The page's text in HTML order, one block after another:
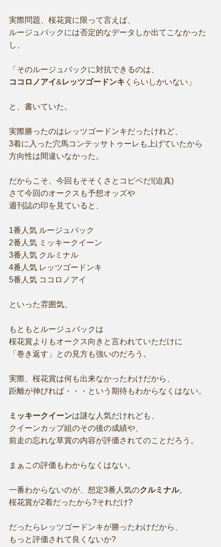
実際問題、桜花賞に限って言えば、
ルージュバックには否定的なデータしか出てこなかった
し、
「そのルージュバックに対抗できるのは、
ココロノアイ&レッツゴードンキ くらいしかいない」
と、書いていた。
実際勝ったのはレッツゴードンキだったけれど、
3着に入った穴馬コンテッサトゥーレも上げていたから
方向性は間違いなかった。
だからこそ、今回もそそくさとコピペだ!(迫真)
さて今回のオークスも予想オッズや
週刊誌の印を見ていると、
1番人気 ルージュバック
2番人気 ミッキークイーン
3番人気 クルミナル
4番人気 レッツゴードンキ
5番人気 ココロノアイ
といった雰囲気。
もともとルージュバックは
桜花賞よりもオークス向きと言われていただけに
「巻き返す」との見方も強いのだろう。
実際、桜花賞は何も出来なかったわけだから、
距離が伸びれば・・・という期待もわからなくはない。
ミッキークイーンは謎な人気だけれども、
クイーンカップ組のその後の成績や、
前走の忘れな草賞の内容が評価されてのことだろう。
まぁこの評価もわからなくはない。
一番わからないのが、想定3番人気のクルミナル。
桜花賞が2着だったから?それだけ?
だったらレッツゴードンキが勝ったわけだから、
もっと評価されて良くないか?